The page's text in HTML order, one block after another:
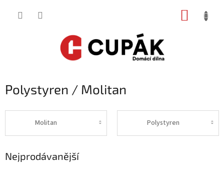
Polystyren / Molitan
Molitan Polystyren
Nejprodávanější